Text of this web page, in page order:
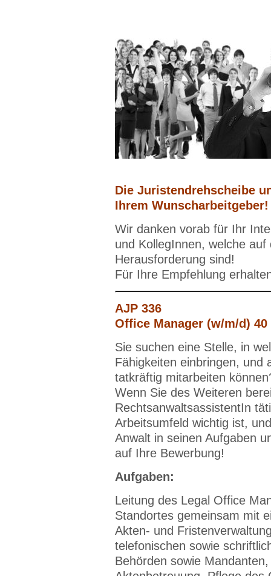
Die Juristendrehscheibe
Ihrem Wunscharbeitgeber!
Wir danken vorab für Ihr
und KollegInnen, welche
Herausforderung sind!
Für Ihre Empfehlung
AJP 336
Office Manager (w/m/d)
Sie suchen eine Stelle, in
Fähigkeiten einbringen, und
tatkräftig mitarbeiten
Wenn Sie des Weiteren
RechtsanwaltsassistentIn
Arbeitsumfeld wichtig ist,
Anwalt in seinen Aufgaben
auf Ihre Bewerbung!
Aufgaben:
Leitung des Legal Office
Standortes gemeinsam mit
Akten- und
telefonischen sowie
Behörden sowie